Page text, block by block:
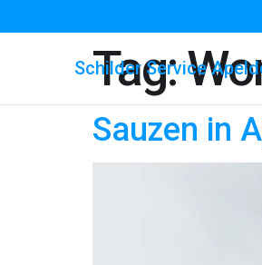
Schilder Service
Tag:
Sauzen in